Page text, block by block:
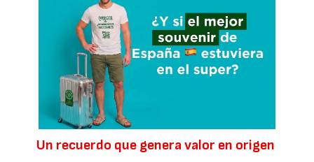
Un recuerdo que genera valor en origen